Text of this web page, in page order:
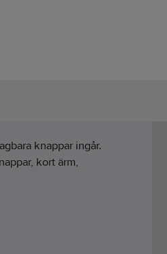
knappar ingår.
kort ärm,